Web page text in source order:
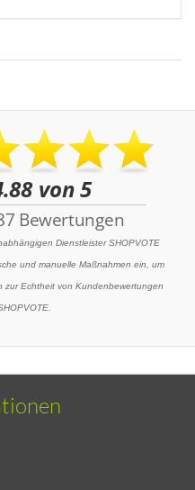
Dienstleister SHOPVOTE
und manuelle Maßnahmen ein, um
zur Echtheit von Kundenbewertungen